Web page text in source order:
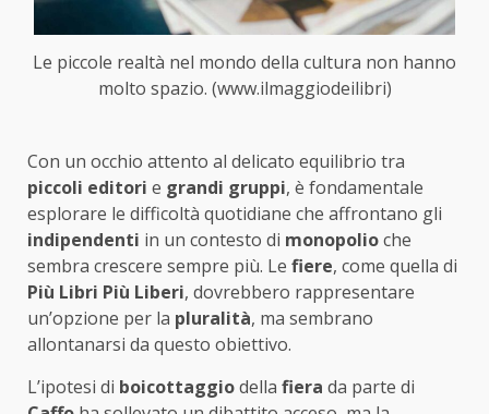
Le piccole realtà nel mondo della cultura non hanno
molto spazio. (www.ilmaggiodeilibri)
Con un occhio attento al delicato equilibrio tra
piccoli editori e grandi gruppi, è fondamentale
esplorare le difficoltà quotidiane che affrontano gli
indipendenti in un contesto di monopolioche
sembra crescere sempre più. Le fiere, come quella di
Più Libri Più Liberi, dovrebbero rappresentare
un’opzione per la pluralità, ma sembrano
allontanarsi da questo obiettivo.
L’ipotesi di boicottaggiodella fiera da parte di